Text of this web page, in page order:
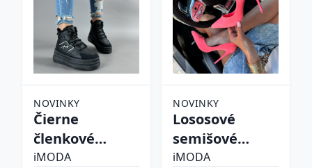
NOVINKY
Čierne
členkové
zateplené
iMODA
NOVINKY
Lososové
semišové
lodičky
iMODA